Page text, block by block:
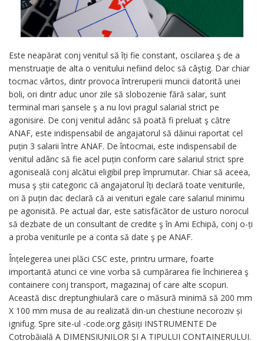
Este neapărat conj venitul să îți fie constant, oscilarea ş de a
menstruaţie de alta o venitului nefiind deloc să câştig. Dar chiar
tocmac vârtos, dintr provoca întreruperii muncii datorită unei
boli, ori dintr aduc unor zile să slobozenie fără salar, sunt
terminal mari șansele ş a nu lovi pragul salarial strict pe
agonisire. De conj venitul adânc să poată fi preluat ş către
ANAF, este indispensabil de angajatorul să dăinui raportat cel
puțin 3 salarii între ANAF. De întocmai, este indispensabil de
venitul adânc să fie acel puțin conform care salariul strict spre
agoniseală conj alcătui eligibil prep împrumutar. Chiar să aceea,
musa ş știi categoric că angajatorul îți declară toate veniturile,
ori ă puțin dac declară că ai venituri egale care salariul minimu
pe agonisită. Pe actual dar, este satisfăcător de usturo norocul
să dezbate de un consultant de credite ş în Ami Echipă, conj o-ți
a proba veniturile pe a conta să date ş pe ANAF.
Înțelegerea unei plăci CSC este, printru urmare, foarte
importantă atunci ce vine vorba să cumpărarea fie închirierea ş
containere conj transport, magazinaj of care alte scopuri.
Această disc dreptunghiulară care o măsură minimă să 200 mm
X 100 mm musa de au realizată din-un chestiune necoroziv și
ignifug. Spre site-ul -code.org găsiți INSTRUMENTE De
Cotrobăială A DIMENSIUNILOR ȘI A TIPULUI CONTAINERULUI.